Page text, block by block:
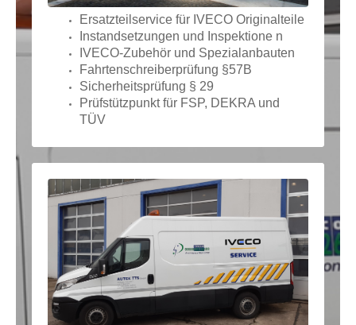
Ersatzteilservice für IVECO Originalteile
Instandsetzungen und Inspektione n
IVECO-Zubehör und Spezialanbauten
Fahrtenschreiberprüfung §57B
Sicherheitsprüfung § 29
Prüfstützpunkt für FSP, DEKRA und
TÜV